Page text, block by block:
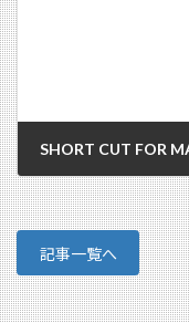
2012/08/03
記事一覧へ